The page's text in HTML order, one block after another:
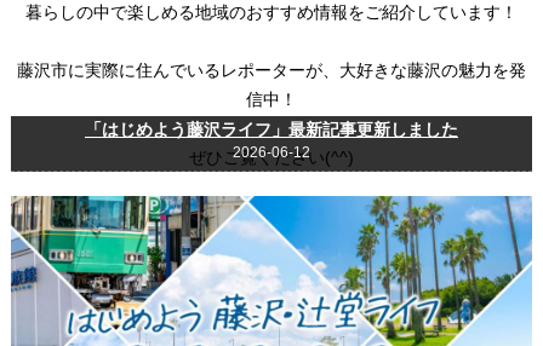
「はじめよう藤沢ライフ」最新記事更新しました
2026-06-12
暮らしの中で楽しめる地域のおすすめ情報をご紹介しています！
藤沢市に実際に住んでいるレポーターが、大好きな藤沢の魅力を発
信中！
ぜひご覧ください(^^)